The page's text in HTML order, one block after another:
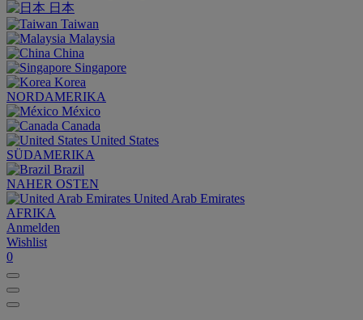
日本
Taiwan
Malaysia
China
Singapore
Korea
NORDAMERIKA
México
Canada
United States
SÜDAMERIKA
Brazil
NAHER OSTEN
United Arab Emirates
AFRIKA
Anmelden
Wishlist
0